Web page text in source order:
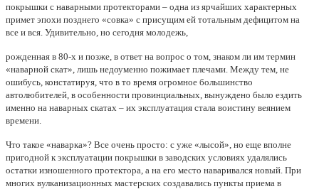
покрышки с наварными протекторами – одна из ярчайших характерных
примет эпохи позднего «совка» с присущим ей тотальным дефицитом на
все и вся. Удивительно, но сегодня молодежь,
рожденная в 80-х и позже, в ответ на вопрос о том, знаком ли им термин
«наварной скат», лишь недоуменно пожимает плечами. Между тем, не
ошибусь, констатируя, что в то время огромное большинство
автолюбителей, в особенности провинциальных, вынуждено было ездить
именно на наварных скатах – их эксплуатация стала воистину веянием
времени.
Что такое «наварка»? Все очень просто: с уже «лысой», но еще вполне
пригодной к эксплуатации покрышки в заводских условиях удалялись
остатки изношенного протектора, а на его место наваривался новый. При
многих вулканизационных мастерских создавались пункты приема в